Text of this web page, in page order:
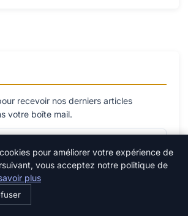
recevoir nos derniers articles
votre boîte mail.
S'inscrire
pour améliorer votre expérience de
vous acceptez notre politique de
plus